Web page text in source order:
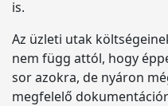
is.
Az üzleti utak
nem függ attól, hogy
sor azokra, de nyáron
megfelelő